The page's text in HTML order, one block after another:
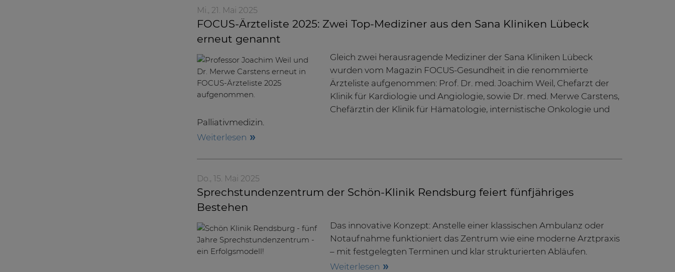
Mi., 21. Mai 2025
FOCUS-Ärzteliste 2025: Zwei Top-Mediziner aus den Sana Kliniken Lübeck
erneut genannt
Gleich zwei herausragende Mediziner der Sana Kliniken Lübeck
wurden vom Magazin FOCUS-Gesundheit in die renommierte
Ärzteliste aufgenommen: Prof. Dr. med. Joachim Weil, Chefarzt der
Klinik für Kardiologie und Angiologie, sowie Dr. med. Merwe Carstens,
Chefärztin der Klinik für Hämatologie, internistische Onkologie und
Palliativmedizin.
Weiterlesen
Do., 15. Mai 2025
Sprechstundenzentrum der Schön-Klinik Rendsburg feiert fünfjähriges
Bestehen
Das innovative Konzept: Anstelle einer klassischen Ambulanz oder
Notaufnahme funktioniert das Zentrum wie eine moderne Arztpraxis
– mit festgelegten Terminen und klar strukturierten Abläufen.
Weiterlesen